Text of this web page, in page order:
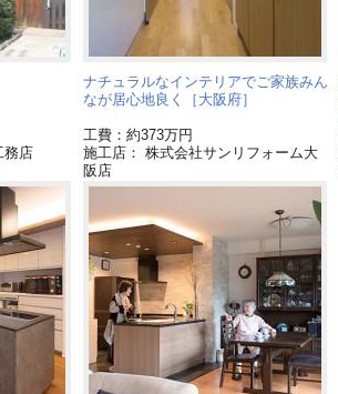
務店
ナチュラルなインテリアでご家族みん
なが居心地良く［大阪府］
工費：約373万円
施工店： 株式会社サンリフォーム大
阪店